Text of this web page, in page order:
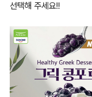
선택해 주세요!!